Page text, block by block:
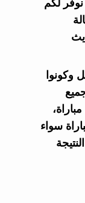
لكم
وكونوا
سواء